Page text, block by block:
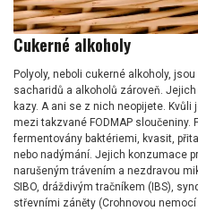
Cukerné alkoholy
Polyoly, neboli cukerné alkoholy,
sacharidů a alkoholů zároveň.
kazy. A ani se z nich neopijete.
mezi takzvané FODMAP sloučeniny.
fermentovány baktériemi, kvasit,
nebo nadýmání. Jejich konzumace
narušeným trávením a nezdravou
SIBO, dráždivým tračníkem (IBS),
střevními záněty (Crohnovou